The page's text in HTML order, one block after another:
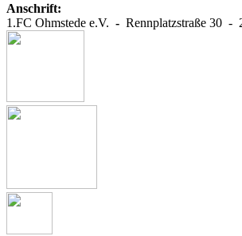
Anschrift:
1.FC Ohmstede e.V. - Rennplatzstraße 30 -